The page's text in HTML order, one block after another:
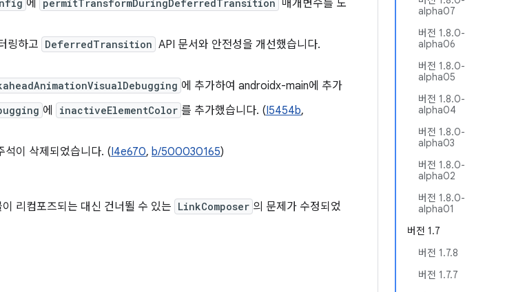
alpha07
버전 1.8.0-
alpha06
버전 1.8.0-
alpha05
버전 1.8.0-
alpha04
버전 1.8.0-
alpha03
버전 1.8.0-
alpha02
버전 1.8.0-
alpha01
버전 1.7
버전 1.7.8
버전 1.7.7
에 permitTransformDuringDeferredTransition 매개변수를 도
링하고 DeferredTransition API 문서와 안전성을 개선했습니다.
에 추가하여 androidx-main에 추가
에 inactiveElementColor 를 추가했습니다. (I5454b,
석이 삭제되었습니다. (I4e670, b/500030165)
리컴포즈되는 대신 건너뛸 수 있는 LinkComposer 의 문제가 수정되었